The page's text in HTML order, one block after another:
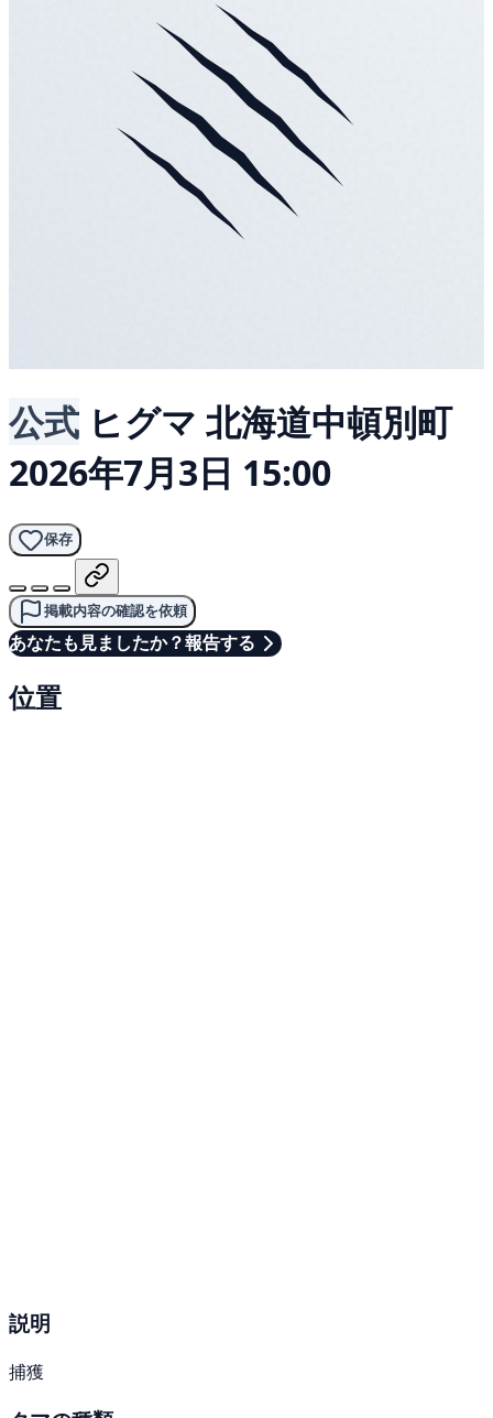
公式 ヒグマ 北海道中頓別町
2026年7月3日 15:00
保存
掲載内容の確認を依頼
あなたも見ましたか？報告する
位置
説明
捕獲